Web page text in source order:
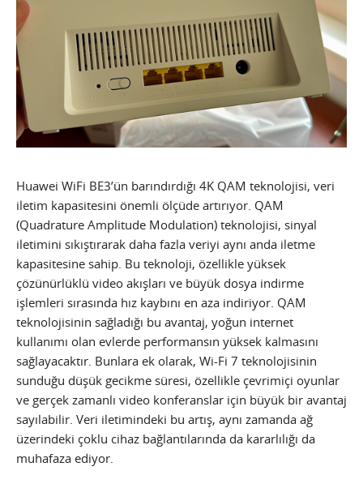
Huawei WiFi BE3’ün barındırdığı 4K QAM teknolojisi, veri
iletim kapasitesini önemli ölçüde artırıyor. QAM
(Quadrature Amplitude Modulation) teknolojisi, sinyal
iletimini sıkıştırarak daha fazla veriyi aynı anda iletme
kapasitesine sahip. Bu teknoloji, özellikle yüksek
çözünürlüklü video akışları ve büyük dosya indirme
işlemleri sırasında hız kaybını en aza indiriyor. QAM
teknolojisinin sağladığı bu avantaj, yoğun internet
kullanımı olan evlerde performansın yüksek kalmasını
sağlayacaktır. Bunlara ek olarak, Wi-Fi 7 teknolojisinin
sunduğu düşük gecikme süresi, özellikle çevrimiçi oyunlar
ve gerçek zamanlı video konferanslar için büyük bir avantaj
sayılabilir. Veri iletimindeki bu artış, aynı zamanda ağ
üzerindeki çoklu cihaz bağlantılarında da kararlılığı da
muhafaza ediyor.